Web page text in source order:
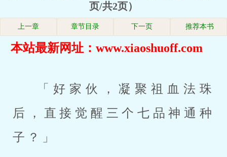
页/共2页）
上一章 章节目录 下一页 推荐本书
本站最新网址：www.xiaoshuoff.com
「好家伙，凝聚祖血法珠
后，直接觉醒三个七品神通种
子？」